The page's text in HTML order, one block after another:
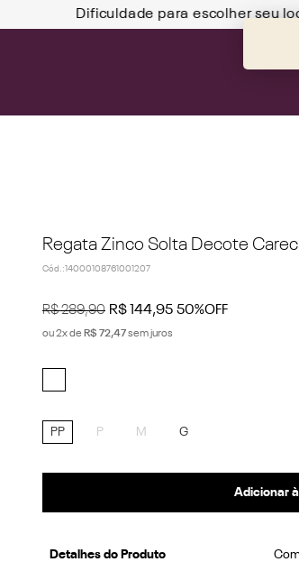
Dificuldade para escolher seu
Regata Zinco Solta Decote
Cód. :14000108761001207
R$ 289,90 R$ 144,95 50%OFF
ou2x de R$ 72,47sem juros
PP P M G
Adicionar
Detalhes do Produto